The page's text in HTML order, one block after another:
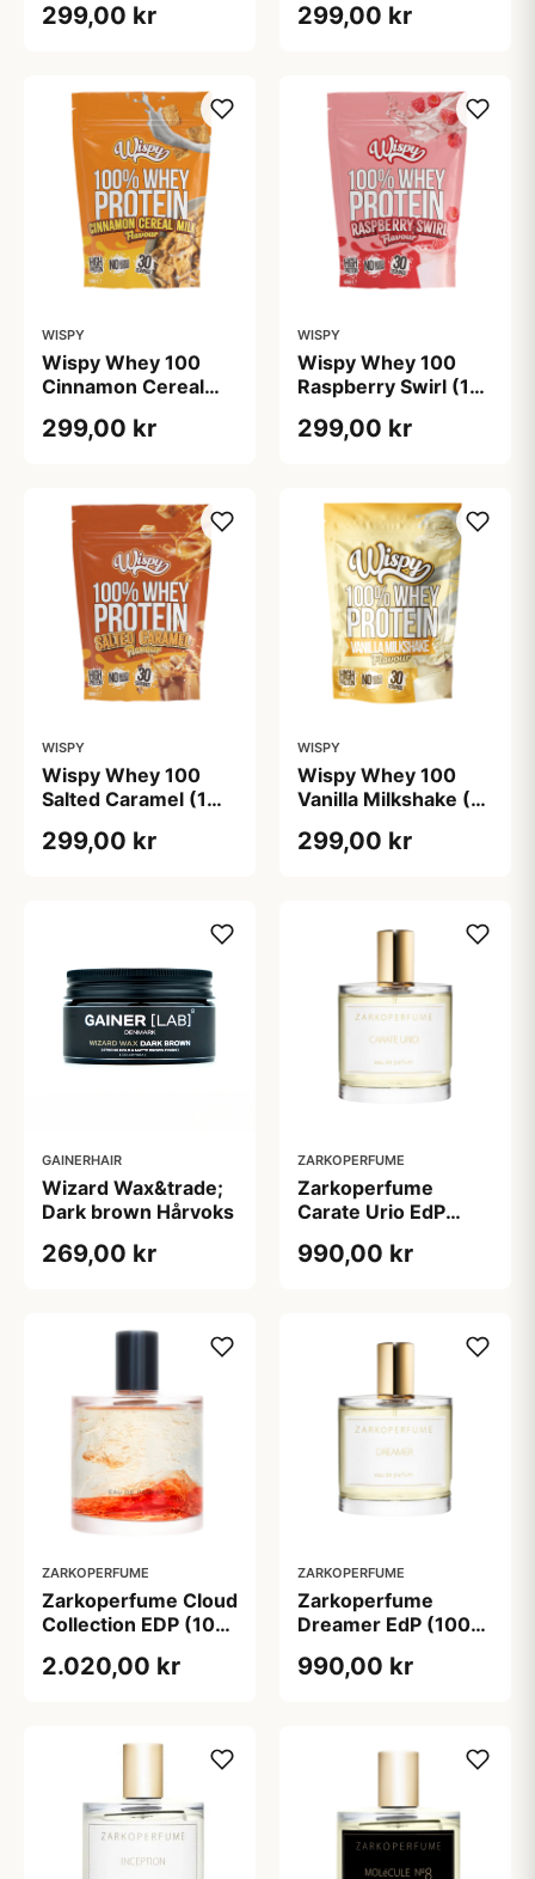
299,00 kr 299,00 kr
WISPY
Wispy Whey 100
Cinnamon Cereal
299,00 kr
WISPY
Wispy Whey 100
Raspberry Swirl (1
299,00 kr
WISPY
Wispy Whey 100
Salted Caramel (1
299,00 kr
WISPY
Wispy Whey 100
Vanilla Milkshake (1
299,00 kr
GAINERHAIR
Wizard Wax&trade;
Dark brown Hårvoks
269,00 kr
ZARKOPERFUME
Zarkoperfume
Carate Urio EdP
990,00 kr
ZARKOPERFUME
Zarkoperfume Cloud
Collection EDP (100
2.020,00 kr
ZARKOPERFUME
Zarkoperfume
Dreamer EdP (100
990,00 kr